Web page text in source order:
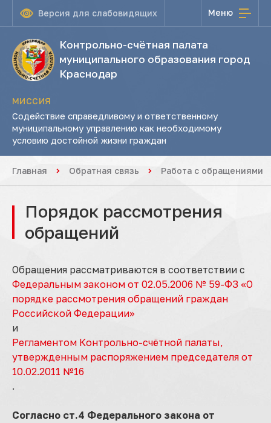
Версия для слабовидящих Меню
Контрольно-счётная палата
муниципального образования город
Краснодар
МИССИЯ
Содействие справедливому и ответственному
муниципальному управлению как необходимому
условию достойной жизни граждан
Главная Обратная связь Работа с обращениями
Порядок рассмотрения
обращений
Обращения рассматриваются в соответствии с
Федеральным законом от 02.05.2006 № 59-ФЗ «О
порядке рассмотрения обращений граждан
Российской Федерации»
и
Регламентом Контрольно-счётной палаты,
утвержденным распоряжением председателя от
10.02.2011 №16
.
Согласно ст.4 Федерального закона от